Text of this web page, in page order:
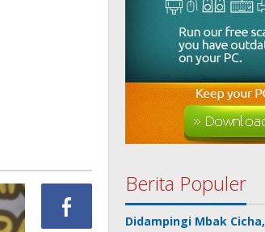
Berita Populer
Didampingi Mbak Cicha,